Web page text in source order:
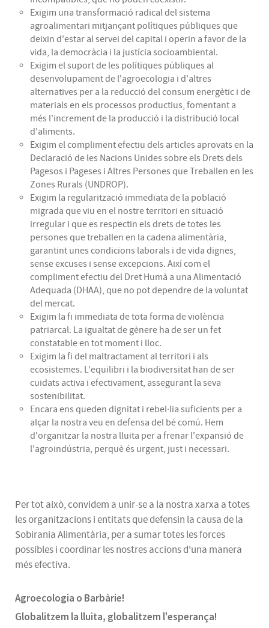
Exigim una transformació radical del sistema
agroalimentari mitjançant polítiques públiques que
deixin d'estar al servei del capital i operin a favor de la
vida, la democràcia i la justícia socioambiental.
Exigim el suport de les polítiques públiques al
desenvolupament de l'agroecologia i d'altres
alternatives per a la reducció del consum energètic i de
materials en els processos productius, fomentant a
més l'increment de la producció i la distribució local
d'aliments.
Exigim el compliment efectiu dels articles aprovats en la
Declaració de les Nacions Unides sobre els Drets dels
Pagesos i Pageses i Altres Persones que Treballen en les
Zones Rurals (UNDROP).
Exigim la regularització immediata de la població
migrada que viu en el nostre territori en situació
irregular i que es respectin els drets de totes les
persones que treballen en la cadena alimentària,
garantint unes condicions laborals i de vida dignes,
sense excuses i sense excepcions. Així com el
compliment efectiu del Dret Humà a una Alimentació
Adequada (DHAA), que no pot dependre de la voluntat
del mercat.
Exigim la fi immediata de tota forma de violència
patriarcal. La igualtat de gènere ha de ser un fet
constatable en tot moment i lloc.
Exigim la fi del maltractament al territori i als
ecosistemes. L'equilibri i la biodiversitat han de ser
cuidats activa i efectivament, assegurant la seva
sostenibilitat.
Encara ens queden dignitat i rebel·lia suficients per a
alçar la nostra veu en defensa del bé comú. Hem
d'organitzar la nostra lluita per a frenar l'expansió de
l'agroindústria, perquè és urgent, just i necessari.
Per tot això, convidem a unir-se a la nostra xarxa a totes
les organitzacions i entitats que defensin la causa de la
Sobirania Alimentària, per a sumar totes les forces
possibles i coordinar les nostres accions d'una manera
més efectiva.
Agroecologia o Barbàrie!
Globalitzem la lluita, globalitzem l'esperança!